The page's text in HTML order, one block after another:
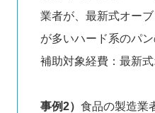
業者が、最新式オー
が多いハード系のパ
補助対象経費：最新
事例2） 食品の製造業